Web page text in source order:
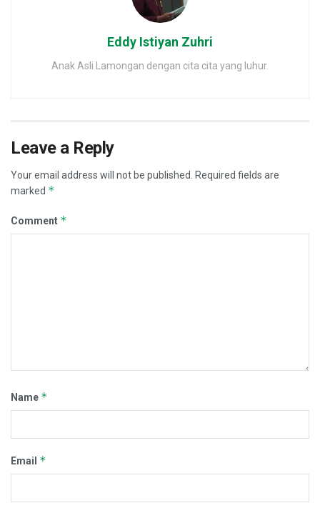
Eddy Istiyan Zuhri
Anak Asli Lamongan dengan cita cita yang luhur.
Leave a Reply
Your email address will not be published.
Required fields are
marked *
Comment *
Name *
Email *